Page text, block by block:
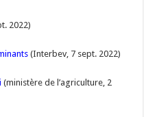
2022)
(Interbev, 7 sept. 2022)
(ministère de l’agriculture, 2